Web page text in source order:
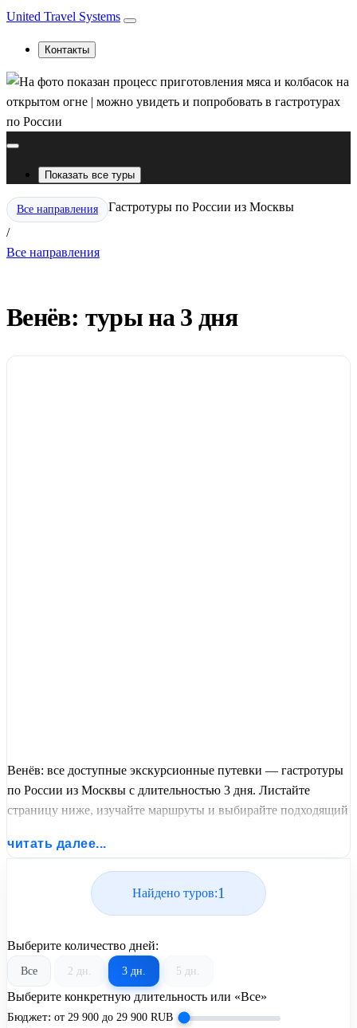
United Travel Systems
Контакты
Показать все туры
Все направления
/
Гастротуры по России из Москвы
Все направления
Венёв: туры на 3 дня
Венёв: все доступные экскурсионные путевки — гастротуры
по России из Москвы с длительностью 3 дня. Листайте
страницу ниже, изучайте маршруты и выбирайте подходящий
от United Travel Systems.
читать далее...
Найдено туров:1
Выберите количество дней:
Все 2 дн. 3 дн. 5 дн.
Выберите конкретную длительность или «Все»
Бюджет: от 29 900 до 29 900 RUB